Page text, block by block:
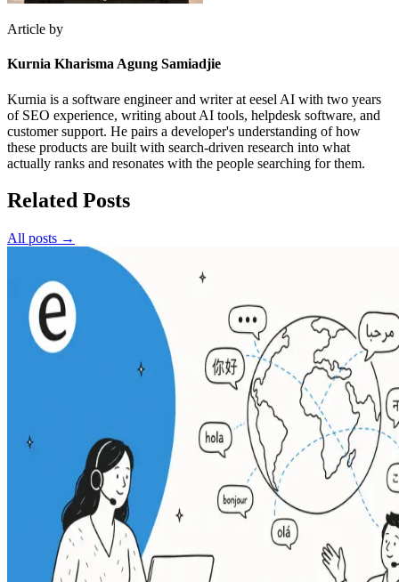
Article by
Kurnia Kharisma Agung Samiadjie
Kurnia is a software engineer and writer at eesel AI with two years
of SEO experience, writing about AI tools, helpdesk software, and
customer support. He pairs a developer's understanding of how
these products are built with search-driven research into what
actually ranks and resonates with the people searching for them.
Related Posts
All posts →